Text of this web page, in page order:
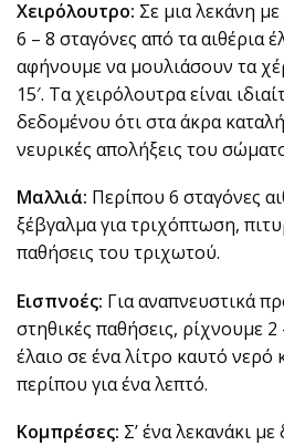
Χειρόλουτρο: Σε μια λεκάνη
6 – 8 σταγόνες από τα αιθέρια
αφήνουμε να μουλιάσουν τα
15′. Τα χειρόλουτρα είναι
δεδομένου ότι στα άκρα
νευρικές απολήξεις του
Μαλλιά: Περίπου 6 σταγόνες
ξέβγαλμα για τριχόπτωση,
παθήσεις του τριχωτού.
Εισπνοές: Για αναπνευστικά
στηθικές παθήσεις, ρίχνουμε 2
έλαιο σε ένα λίτρο καυτό νερό
περίπου για ένα λεπτό.
Κομπρέσες: Σ’ ένα λεκανάκι